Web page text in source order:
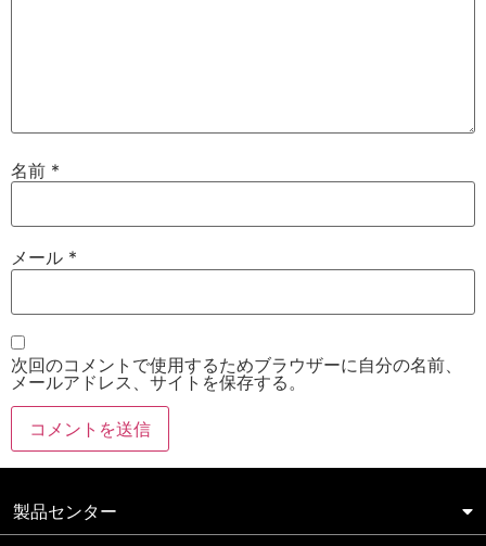
名前 *
メール *
次回のコメントで使用するためブラウザーに自分の名前、
メールアドレス、サイトを保存する。
製品センター